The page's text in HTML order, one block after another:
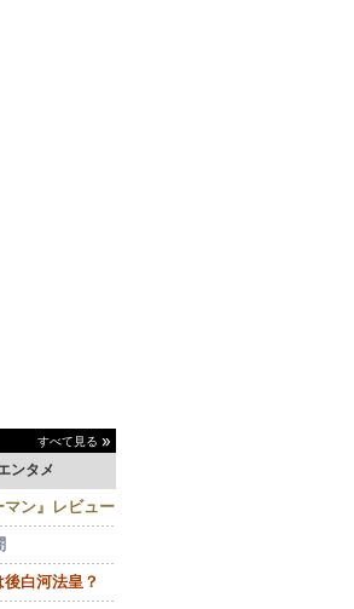
すべて見る
ンタメ
マン』レビュー
白河法皇？